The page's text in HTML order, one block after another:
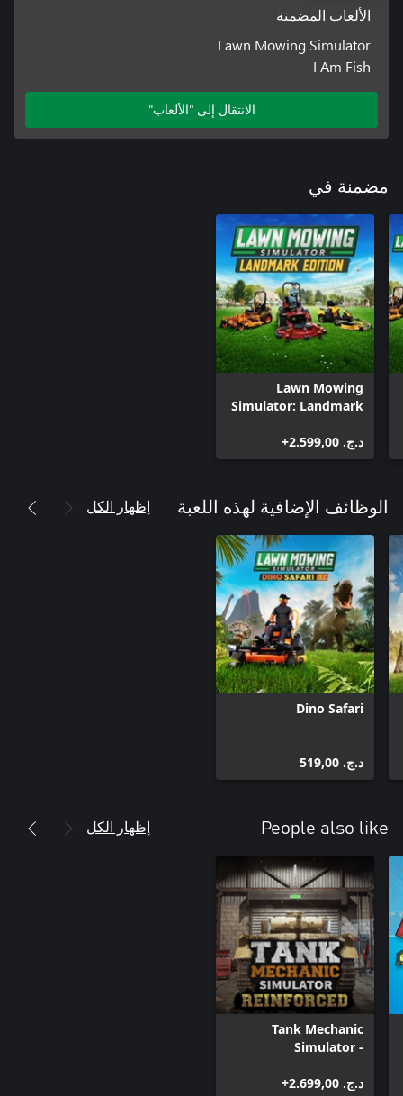
الألعاب المضمنة
Lawn Mowing Simulator
I Am Fish
الانتقال إلى "الألعاب"
مضمنة في
Lawn Mowing
Simulator: Landmark
د.ج.‏ 2.599,00+
الوظائف الإضافية لهذه اللعبة إظهار الكل
Dino Safari
د.ج.‏ 519,00
People also like إظهار الكل
Tank Mechanic
Simulator -
د.ج.‏ 2.699,00+